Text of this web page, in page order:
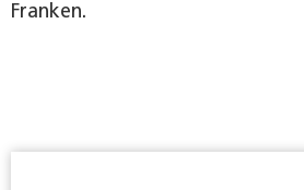
Franken.